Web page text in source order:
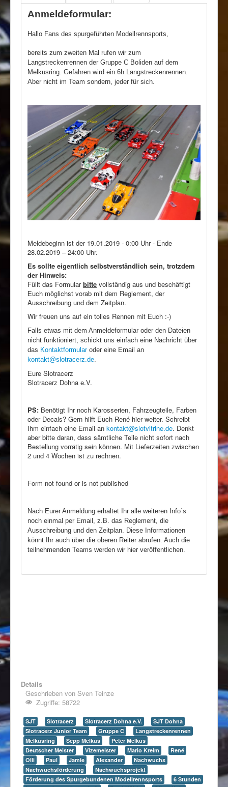
Anmeldeformular:
Hallo Fans des spurgeführten Modellrennsports,
bereits zum zweiten Mal rufen wir zum
Langstreckenrennen der Gruppe C Boliden auf dem
Melkusring. Gefahren wird ein 6h Langstreckenrennen.
Aber nicht im Team sondern, jeder für sich.
Meldebeginn ist der 19.01.2019 - 0:00 Uhr - Ende
28.02.2019 – 24:00 Uhr.
Es sollte eigentlich selbstverständlich sein, trotzdem
der Hinweis:
Füllt das Formularbitte vollständig aus und beschäftigt
Euch möglichst vorab mit dem Reglement, der
Ausschreibung und dem Zeitplan.
Wir freuen uns auf ein tolles Rennen mit Euch :-)
Falls etwas mit dem Anmeldeformular oder den Dateien
nicht funktioniert, schickt uns einfach eine Nachricht über
das Kontaktformularoder eine Email an
kontakt@slotracerz.de
Eure Slotracerz
Slotracerz Dohna e.V.
PS: Benötigt Ihr noch Karosserien, Fahrzeugteile, Farben
oder Decals? Gern hilft Euch René hier weiter. Schreibt
Ihm einfach eine Email an kontakt@slotvitrine.de. Denkt
aber bitte daran, dass sämtliche Teile nicht sofort nach
Bestellung vorrätig sein können. Mit Lieferzeiten zwischen
2 und 4 Wochen ist zu rechnen.
Form not found or is not published
Nach Eurer Anmeldung erhaltet Ihr alle weiteren Info´s
noch einmal per Email, z.B. das Reglement, die
Ausschreibung und den Zeitplan. Diese Informationen
könnt Ihr auch über die oberen Reiter abrufen. Auch die
teilnehmenden Teams werden wir hier veröffentlichen.
Details
Geschrieben von Sven Teinze
Zugriffe: 58722
SJT Slotracerz Slotracerz Dohna e.V.
SJT Dohna
Slotracerz Junior Team
Gruppe C
Langstreckenrennen
Melkusring
Sepp Melkus
Peter Melkus
Deutscher Meister
Vizemeister Mario Kreim
René
Olli
Paul Jamie Alexander
Nachwuchs
Nachwuchsförderung
Nachwuchsprojekt
Förderung des Spurgebundenen Modellrennsports
6 Stunden